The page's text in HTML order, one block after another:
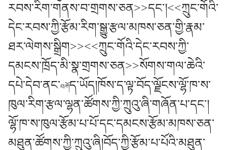
རབས་རིག་གནས་བ་གྲགས་ཅན>>དང་།<<ཀྲུང་གོའི་
དེང་རབས་ཀྱི་རྩོམ་རིག་སྒྱུ་རྩལ་མཁས་ཅན་གྱི་རྣམ་
ཐར་ལེགས་སྒྲིག>><<ཀྲུང་གོའི་དེང་རབས་ཀྱི་
དམངས་ཁྲོད་མི་སྣ་གྲགས་ཅན>>སོགས་གལ་ཆེའི་
དཔེ་དེབ་ནང་བཀོད་ཡོད།ཁོས་ད་ལྟ་བོད་ལྗོངས་ལྷོ་ཁ་ས་
ཁུལ་རིག་རྩལ་ལྷན་ཚོགས་ཀྱི་ཀྲུའུ་ཞི་གཞོན་པ་དང་།
ལྷོ་ཁ་ས་ཁུལ་རྩོམ་པ་པོ་དང་དམངས་རྩོམ་མཁས་ཅན་
མཐུན་ཚོགས་ཀྱི་ཀྲུའུ་ཞི།བོད་ཀྱི་རྩོམ་པ་པོའི་མཐུན་